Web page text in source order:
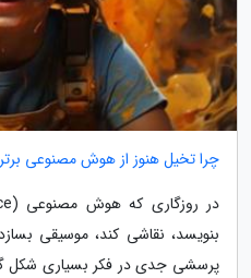
چرا تخیل هنوز از هوش مصنوعی
بنویسد، نقاشی کند، موسیقی
پرسشی جدی در فکر بسیاری شکل